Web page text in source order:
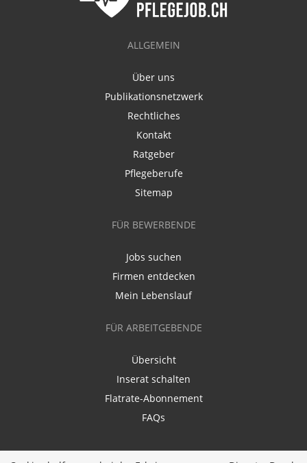
ALLGEMEIN
Über uns
Publikationsnetzwerk
Rechtliches
Kontakt
Ratgeber
Pflegeberufe
Sitemap
FÜR BEWERBENDE
Jobs suchen
Firmen entdecken
Mein Lebenslauf
FÜR ARBEITGEBENDE
Übersicht
Inserat schalten
Flatrate-Abonnement
FAQs